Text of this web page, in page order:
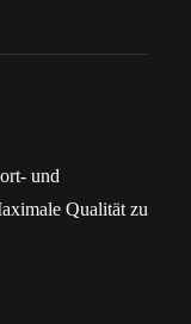
und
Qualität zu